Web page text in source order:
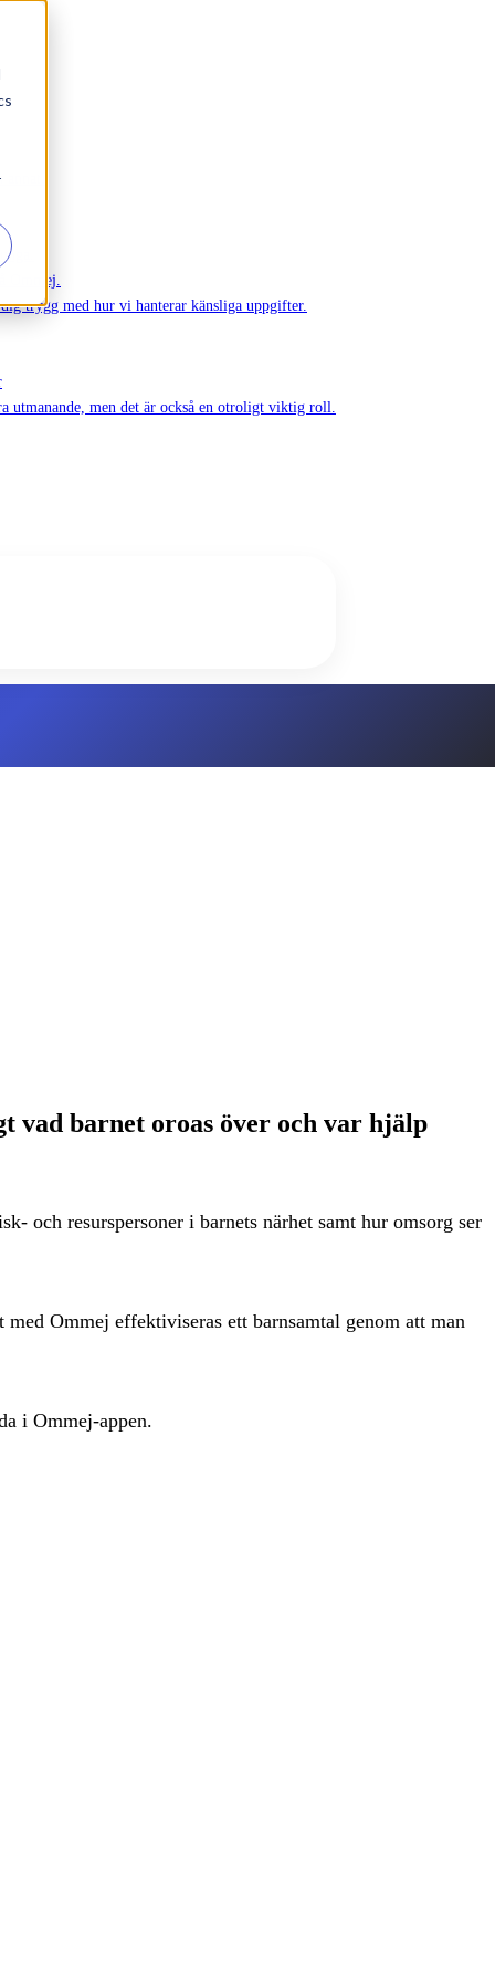
Ommej.
trygg med hur vi hanterar känsliga uppgifter.
utmanande, men det är också en otroligt viktig roll.
vad barnet oroas över och var hjälp
och resurspersoner i barnets närhet samt hur omsorg ser
Ommej effektiviseras ett barnsamtal genom att man
i Ommej-appen.